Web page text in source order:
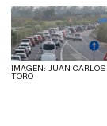
IMAGEN: JUAN CARLOS
TORO